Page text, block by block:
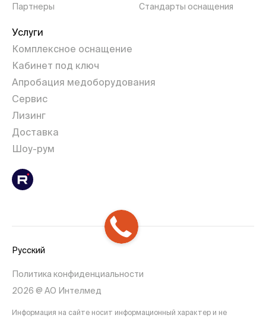
Партнеры
Стандарты оснащения
Услуги
Комплексное оснащение
Кабинет под ключ
Апробация медоборудования
Сервис
Лизинг
Доставка
Шоу-рум
Русский
Политика конфиденциальности
2026 @ АО Интелмед
Информация на сайте носит информационный характер и не